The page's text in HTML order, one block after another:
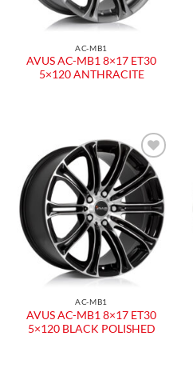
AC-MB1
AVUS AC-MB1 8×17 ET30
5×120 ANTHRACITE
Aggiungi
alla lista
dei
desideri
AC-MB1
AVUS AC-MB1 8×17 ET30
5×120 BLACK POLISHED